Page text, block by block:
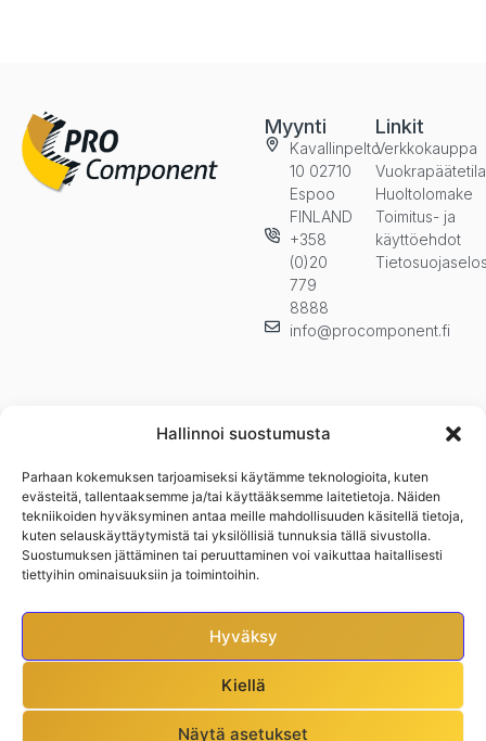
Hallinnoi suostumusta
Parhaan kokemuksen tarjoamiseksi käytämme teknologioita, kuten
evästeitä, tallentaaksemme ja/tai käyttääksemme laitetietoja. Näiden
tekniikoiden hyväksyminen antaa meille mahdollisuuden käsitellä tietoja,
kuten selauskäyttäytymistä tai yksilöllisiä tunnuksia tällä sivustolla.
Suostumuksen jättäminen tai peruuttaminen voi vaikuttaa haitallisesti
tiettyihin ominaisuuksiin ja toimintoihin.
Hyväksy
Kiellä
Näytä asetukset
Myynti
Kavallinpelto
10 02710
Espoo
FINLAND
+358
(0)20
779
8888
info@procomponent.fi
Linkit
Verkkokauppa
Huoltolomake
Toimitus- ja
käyttöehdot
Pysy ajan tasalla ja tilaa uutiskirjeemme. Kuulet ensimmäisenä
uutuuksista, kampanjoista ja muista eduistamme.n